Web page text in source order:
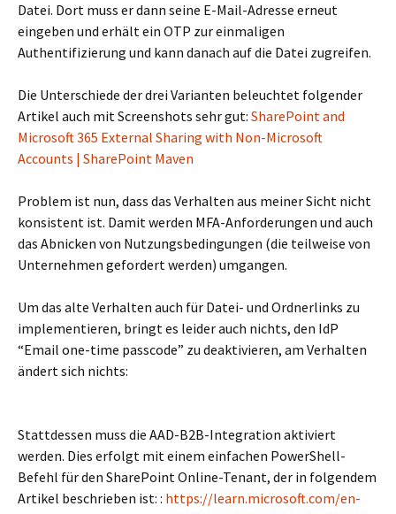
Datei. Dort muss er dann seine E-Mail-Adresse erneut
eingeben und erhält ein OTP zur einmaligen
Authentifizierung und kann danach auf die Datei zugreifen.
Die Unterschiede der drei Varianten beleuchtet folgender
Artikel auch mit Screenshots sehr gut: SharePoint and
Microsoft 365 External Sharing with Non-Microsoft
Accounts | SharePoint Maven
Problem ist nun, dass das Verhalten aus meiner Sicht nicht
konsistent ist. Damit werden MFA-Anforderungen und auch
das Abnicken von Nutzungsbedingungen (die teilweise von
Unternehmen gefordert werden) umgangen.
Um das alte Verhalten auch für Datei- und Ordnerlinks zu
implementieren, bringt es leider auch nichts, den IdP
“Email one-time passcode” zu deaktivieren, am Verhalten
ändert sich nichts:
Stattdessen muss die AAD-B2B-Integration aktiviert
werden. Dies erfolgt mit einem einfachen PowerShell-
Befehl für den SharePoint Online-Tenant, der in folgendem
Artikel beschrieben ist: : https://learn.microsoft.com/en-